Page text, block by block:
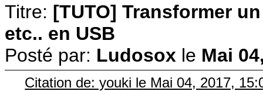
Titre: [TUTO] Transformer
etc.. en USB
Posté par: Ludosox le Mai
Citation de: youki le Mai 04, 2017,